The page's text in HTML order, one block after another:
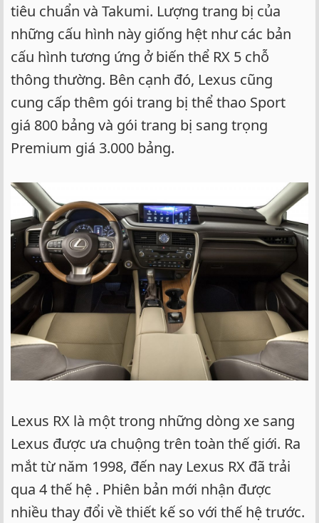
tiêu chuẩn và Takumi. Lượng trang bị của
những cấu hình này giống hệt như các bản
cấu hình tương ứng ở biến thể RX 5 chỗ
thông thường. Bên cạnh đó, Lexus cũng
cung cấp thêm gói trang bị thể thao Sport
giá 800 bảng và gói trang bị sang trọng
Premium giá 3.000 bảng.
Lexus RX là một trong những dòng xe sang
Lexus được ưa chuộng trên toàn thế giới. Ra
mắt từ năm 1998, đến nay Lexus RX đã trải
qua 4 thế hệ . Phiên bản mới nhận được
nhiều thay đổi về thiết kế so với thế hệ trước.